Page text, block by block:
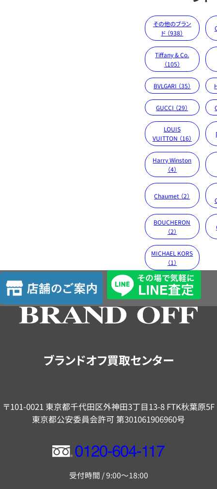
その他のブラン
ド （938）
Tiffany & Co.
（105）
BVLGARI （35）
GUCCI （29）
LOUIS
VUITTON （16）
Harry Winston
（4）
Chaumet （2）
BOUCHERON
（2）
MICHAEL KORS
（1）
店
舗
の
ブランドオフ買取センター
〒101-0021 東京都千代田区外神田3丁目13-8 FTK秋葉原5F
東京都公安委員会許可 第301061906960号
フ
ー
受付時間 / 9:00～18:00